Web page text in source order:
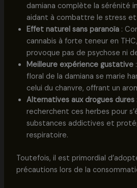
damiana complète la sérénité
aidant à combattre le stress
Effet naturel sans paranoïa:
cannabis à forte teneur en
provoque pas de psychose ni
Meilleure expérience gustative
floral de la damiana se marie
celui du chanvre, offrant un
Alternatives aux drogues dures
recherchent ces herbes pour
substances addictives et
respiratoire.
Toutefois, il est primordial
précautions lors de la